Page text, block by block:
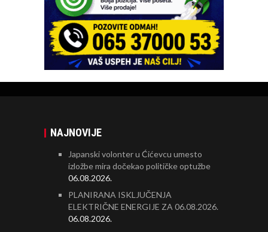
NAJNOVIJE
Japanski volonter u Ćićevcu umesto
izložbe mira dočekao političke optužbe
06.08.2026.
PLANIRANA ISKLJUČENJA
ELEKTRIČNE ENERGIJE ZA 06.08.2026.
06.08.2026.